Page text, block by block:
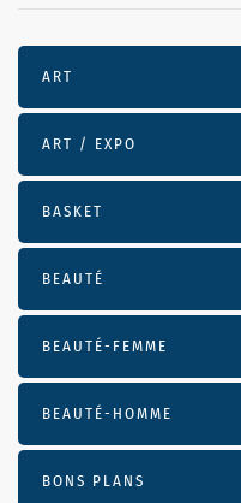
ART
ART / EXPO
BASKET
BEAUTÉ
BEAUTÉ-FEMME
BEAUTÉ-HOMME
BONS PLANS